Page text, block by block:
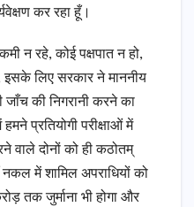
कर रहा हूँ।
न रहे, कोई पक्षपात न हो,
इसके लिए सरकार ने माननीय
जाँच की निगरानी करने का
प्रतियोगी परीक्षाओं में
दोनों को ही कठोतम्
में शामिल अपराधियों को
तक जुर्माना भी होगा और